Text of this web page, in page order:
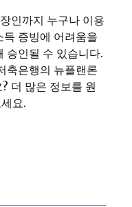
인까지 누구나 이용
증빙에 어려움을
승인될 수 있습니다.
축은행의 뉴플랜론
더 많은 정보를 원
요.